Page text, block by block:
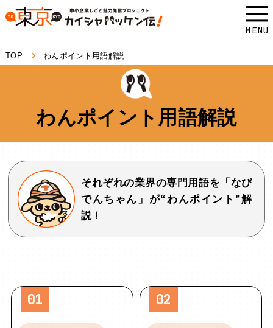
本
ス
す。
MENU
TOP わんポイント用語解説
わんポイント用語解説
それぞれの業界の専門用語を「なび
でんちゃん」が“わんポイント”解
説！
01 02